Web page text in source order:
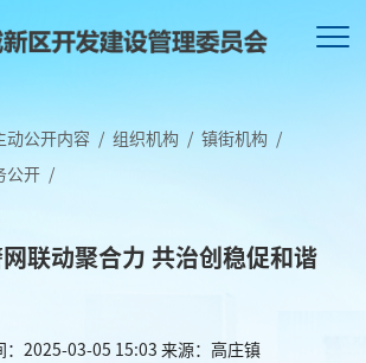
动公开内容 / 组织机构 / 镇街机构 /
公开 /
联动聚合力 共治创稳促和谐
：2025-03-05 15:03 来源：高庄镇